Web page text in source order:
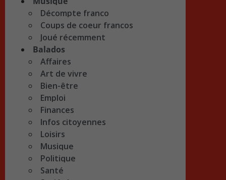
Décompte franco
Coups de coeur francos
Joué récemment
Balados
Affaires
Art de vivre
Bien-être
Emploi
Finances
Infos citoyennes
Loisirs
Musique
Politique
Santé